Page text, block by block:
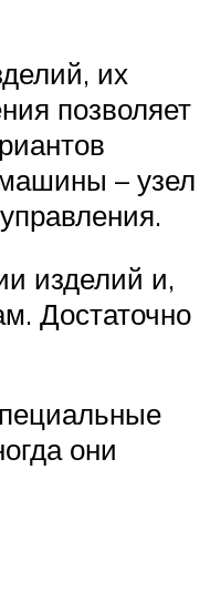
их
позволяет
– узел
изделий и,
Достаточно
они